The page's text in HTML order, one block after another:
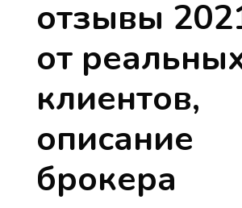
отзывы
от
клиентов,
описание
брокера